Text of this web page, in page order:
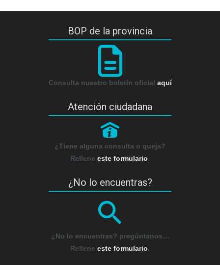
BOP de la provincia
Consulta nuestro boletín oficial aquí
Atención ciudadana
P
¿Tiene alguna consulta o queja?
Rellene este formulario.
¿No lo encuentras?
¿No lo encuentras? pregúntanos…
Rellene este formulario.